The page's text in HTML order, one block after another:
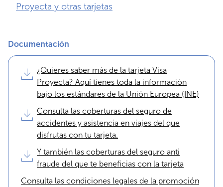
Proyecta y otras tarjetas
Documentación
¿Quieres saber más de la tarjeta Visa
Proyecta? Aquí tienes toda la información
bajo los estándares de la Unión Europea (INE)
Consulta las coberturas del seguro de
accidentes y asistencia en viajes del que
disfrutas con tu tarjeta.
Y también las coberturas del seguro anti
fraude del que te beneficias con la tarjeta
Consulta las condiciones legales de la promoción